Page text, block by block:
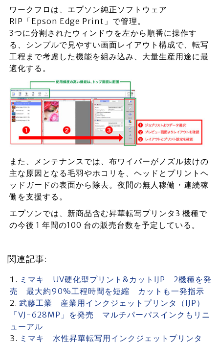
ワークフロは、エプソン純正ソフトウェア
RIP「Epson Edge Print」で管理。
3つに分割されたウィンドウを左から順番に操作す
る、シンプルで見やすい画面レイアウト構成で、転写
工程まで考慮した機能を組み込み、大量生産用途に最
適化する。
また、メンテナンスでは、布ワイパーがノズル抜けの
主な原因となる⽑⽻やホコリを、ヘッドとプリントヘ
ッドガードの表⾯から除去。夜間の無⼈稼働・連続稼
働を⽀援する。
エプソンでは、新商品含む昇華転写プリンタ3 機種で
の今後 1 年間の100 台の販売台数を予定している。
関連記事:
ミマキ UV硬化型プリント&カットIJP 2機種を発
売 最大約90%工程時間を短縮 カットも一発指示
武藤工業 産業用インクジェットプリンタ（IJP）
「VJ-628MP」を発売 マルチパーパスインクもリニ
ューアル
ミマキ 水性昇華転写用インクジェットプリンタ